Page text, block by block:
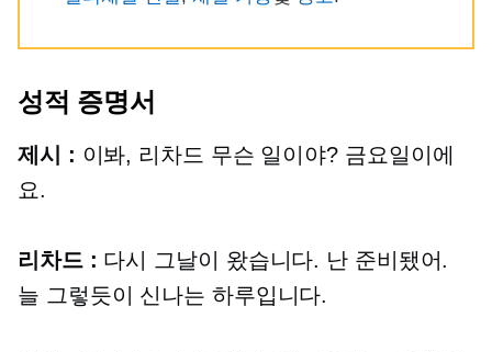
성적 증명서
제시 : 이봐, 리차드 무슨 일이야? 금요일이에
요.
리차드 : 다시 그날이 왔습니다. 난 준비됐어.
늘 그렇듯이 신나는 하루입니다.